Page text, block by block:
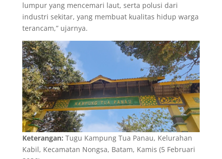
lumpur yang mencemari laut, serta polusi dari
industri sekitar, yang membuat kualitas hidup warga
terancam,” ujarnya.
Keterangan: Tugu Kampung Tua Panau, Kelurahan
Kabil, Kecamatan Nongsa, Batam, Kamis (5 Februari